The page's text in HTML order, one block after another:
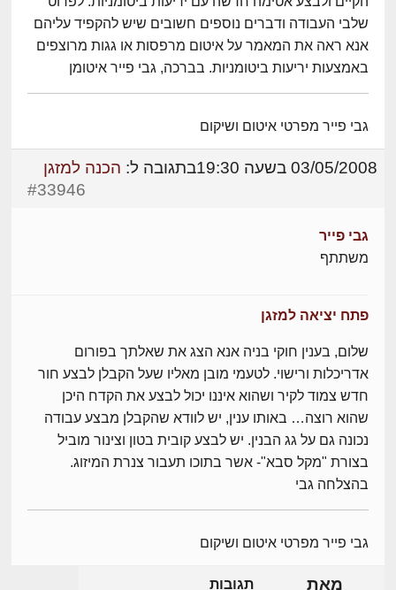
שלבי העבודה ודברים נוספים חשובים שיש להקפיד עליהם
אנא ראה את המאמר על איטום מרפסות או גגות מרוצפים
באמצעות יריעות ביטומניות. בברכה, גבי פייר איטומן
גבי פייר מפרטי איטום ושיקום
03/05/2008 בשעה 19:30 בתגובה ל: הכנה למזגן
#33946
גבי פייר
משתתף
פתח יציאה למזגן
שלום, בענין חוקי בניה אנא הצג את שאלתך בפורום
אדריכלות ורישוי. לטעמי מובן מאליו שעל הקבלן לבצע חור
חדש צמוד לקיר ושהוא איננו יכול לבצע את הקדח היכן
שהוא רוצה… באותו ענין, יש לוודא שהקבלן מבצע עבודה
נכונה גם על גג הבנין. יש לבצע קובית בטון וצינור מוביל
בצורת "מקל סבא"- אשר בתוכו תעבור צנרת המיזוג.
בהצלחה גבי
גבי פייר מפרטי איטום ושיקום
מאת תגובות